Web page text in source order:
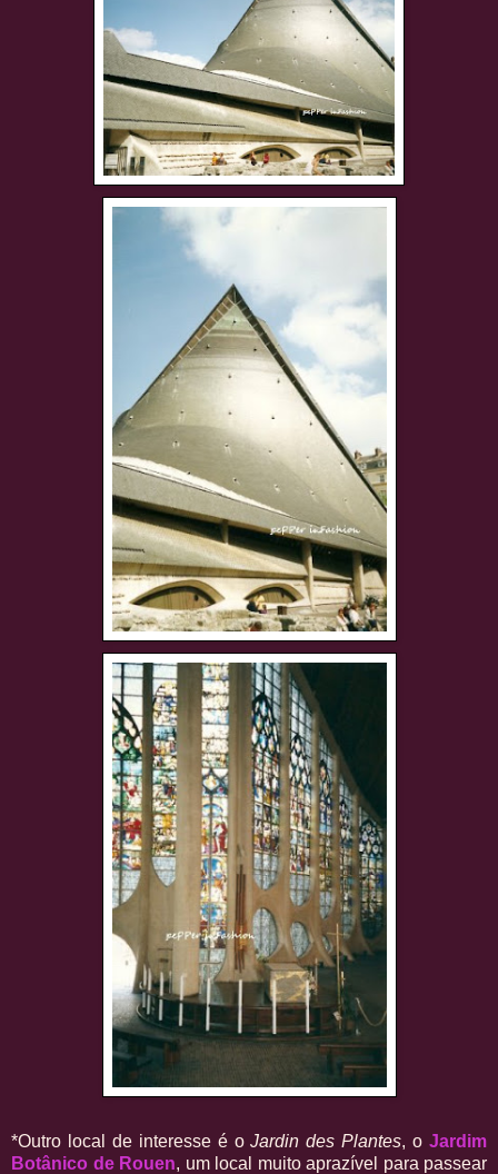
*Outro local de interesse é oJardin des Plantes, oJardim
Botânico de Rouen, um local muito aprazível para passear